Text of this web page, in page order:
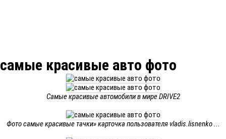
самые красивые авто фото
Самые красивые автомобили в мире DRIVE2
Фото самые красивые тачки» карточка пользователя vladis.lisnenko ...